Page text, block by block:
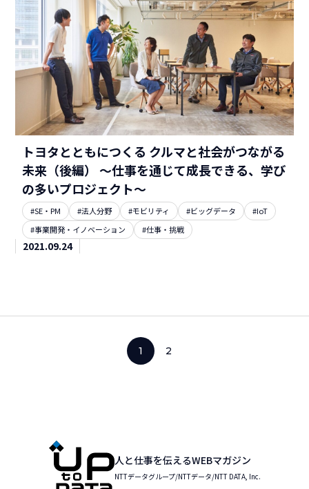
トヨタとともにつくる クルマと社会がつながる
未来（後編） ～仕事を通じて成長できる、学び
の多いプロジェクト～
#SE・PM #法人分野 #モビリティ #ビッグデータ
#IoT
#事業開発・イノベーション
#仕事・挑戦
2021.09.24
1 2
人と仕事を伝えるWEBマガジン
NTTデータグループ/NTTデータ/NTT DATA, Inc.